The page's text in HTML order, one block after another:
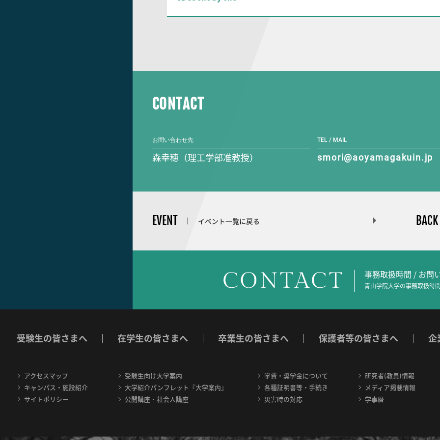
CONTACT
お問い合わせ先
森幸穂（理工学部准教授）
TEL / MAIL
smori@aoyamagakuin.jp
EVENT イベント一覧に戻る BACK
CONTACT 事務取扱時間 / お問
青山学院大学の事務取扱時
受験生の皆さまへ 在学生の皆さまへ 卒業生の皆さまへ 保護者等の皆さまへ 企
アクセスマップ
キャンパス・施設紹介
サイトポリシー
受験生向け大学案内
大学紹介パンフレット『大学案内』
公開講座・社会人講座
学費・奨学金について
各種証明書等・手続き
災害時の対応
研究者(教員)情報
メディア掲載情報
学事暦